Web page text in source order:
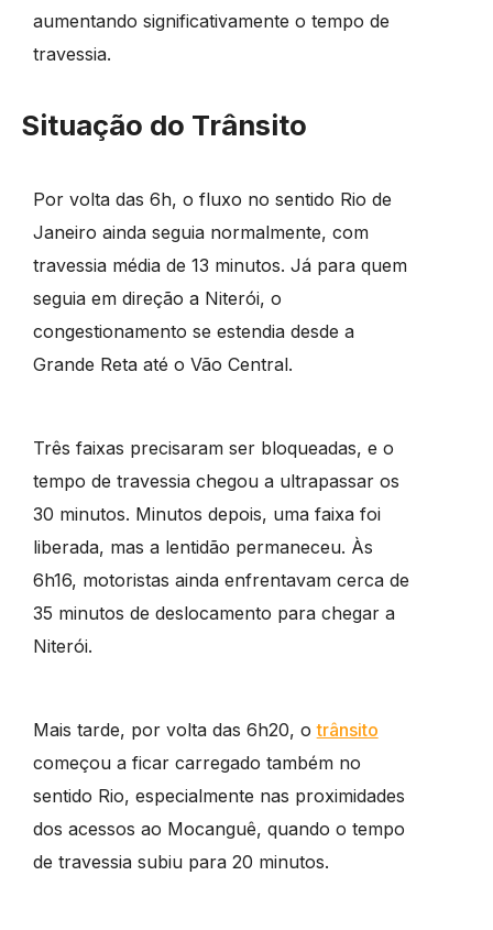
aumentando significativamente o tempo de
travessia.
Situação do Trânsito
Por volta das 6h, o fluxo no sentido Rio de
Janeiro ainda seguia normalmente, com
travessia média de 13 minutos. Já para quem
seguia em direção a Niterói, o
congestionamento se estendia desde a
Grande Reta até o Vão Central.
Três faixas precisaram ser bloqueadas, e o
tempo de travessia chegou a ultrapassar os
30 minutos. Minutos depois, uma faixa foi
liberada, mas a lentidão permaneceu. Às
6h16, motoristas ainda enfrentavam cerca de
35 minutos de deslocamento para chegar a
Niterói.
Mais tarde, por volta das 6h20, otrânsito
começou a ficar carregado também no
sentido Rio, especialmente nas proximidades
dos acessos ao Mocanguê, quando o tempo
de travessia subiu para 20 minutos.